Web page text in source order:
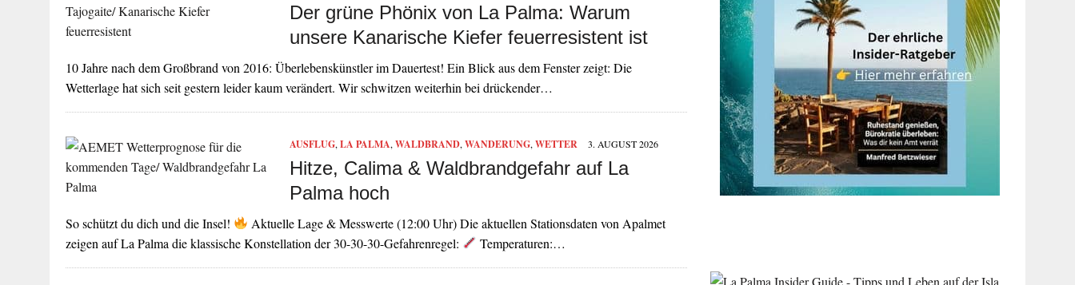
Der grüne Phönix von La Palma: Warum
unsere Kanarische Kiefer feuerresistent ist
10 Jahre nach dem Großbrand von 2016: Überlebenskünstler im Dauertest! Ein Blick aus dem Fenster zeigt: Die
Wetterlage hat sich seit gestern leider kaum verändert. Wir schwitzen weiterhin bei drückender…
AUSFLUG, LA PALMA, WALDBRAND, WANDERUNG, WETTER 3. AUGUST 2026
Hitze, Calima & Waldbrandgefahr auf La
Palma hoch
So schützt du dich und die Insel!
Aktuelle Lage & Messwerte (12:00 Uhr) Die aktuellen Stationsdaten von Apalmet
zeigen auf La Palma die klassische Konstellation der 30-30-30-Gefahrenregel:
Temperaturen:…